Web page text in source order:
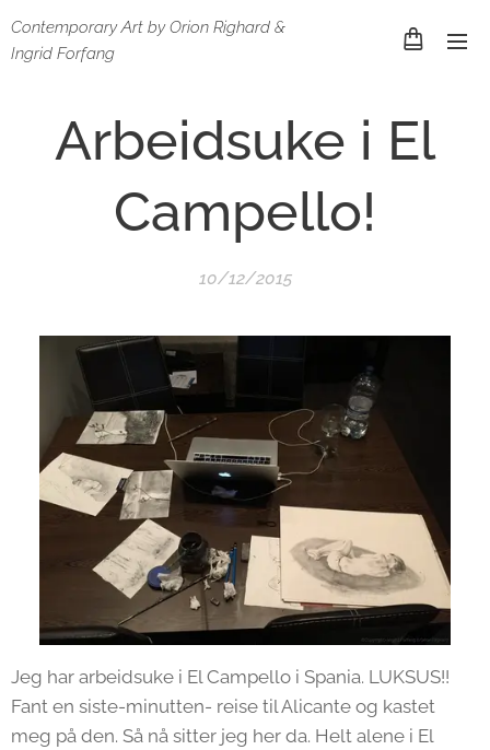
Contemporary Art by Orion Righard &
Ingrid Forfang
Arbeidsuke i El
Campello!
10/12/2015
Jeg har arbeidsuke i El Campello i Spania. LUKSUS!!
Fant en siste-minutten- reise til Alicante og kastet
meg på den. Så nå sitter jeg her da. Helt alene i El